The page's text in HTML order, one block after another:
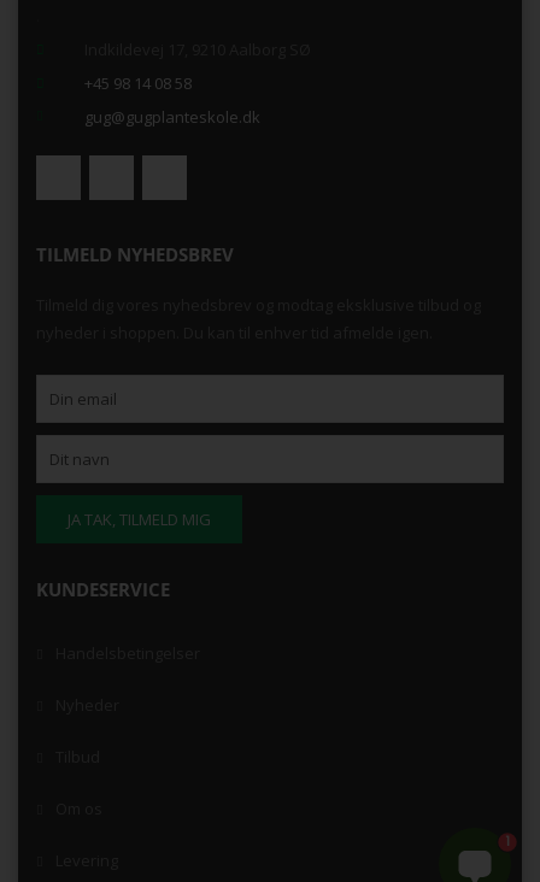
+45 98 14 08 58
gug@gugplanteskole.dk
TILMELD NYHEDSBREV
KUNDESERVICE
1